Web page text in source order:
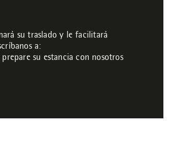
su traslado y le facilitará
a:
prepare su estancia con nosotros